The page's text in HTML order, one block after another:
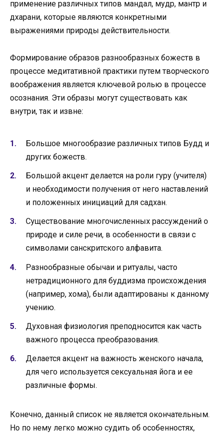
применение различных типов мандал, мудр, мантр и
дхарани, которые являются конкретными
выражениями природы действительности.
Формирование образов разнообразных божеств в
процессе медитативной практики путем творческого
воображения является ключевой ролью в процессе
осознания. Эти образы могут существовать как
внутри, так и извне:
Большое многообразие различных типов Будд и
других божеств.
Большой акцент делается на роли гуру (учителя)
и необходимости получения от него наставлений
и положенных инициаций для садхан.
Существование многочисленных рассуждений о
природе и силе речи, в особенности в связи с
символами санскритского алфавита.
Разнообразные обычаи и ритуалы, часто
нетрадиционного для буддизма происхождения
(например, хома), были адаптированы к данному
учению.
Духовная физиология преподносится как часть
важного процесса преобразования.
Делается акцент на важность женского начала,
для чего используется сексуальная йога и ее
различные формы.
Конечно, данный список не является окончательным.
Но по нему легко можно судить об особенностях,